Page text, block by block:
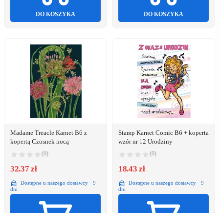
DO KOSZYKA DO KOSZYKA
Madame Treacle Karnet B6 z
kopertą Czosnek nocą
(0)
32.37 zł
Dostępne u naszego dostawcy · 9
dni
Stamp Karnet Comic B6 + koperta
wzór nr 12 Urodziny
(0)
18.43 zł
Dostępne u naszego dostawcy · 9
dni